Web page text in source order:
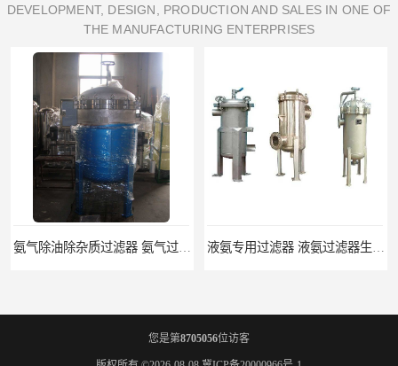
DEVELOPMENT, DESIGN, PRODUCTION AND SALES IN ONE OF
THE MANUFACTURING ENTERPRISES
氨气除油除杂质过滤器 氨气过滤器生产厂家 液氨专用过滤器 液氨过滤器生产厂家
您是第8705056位访客